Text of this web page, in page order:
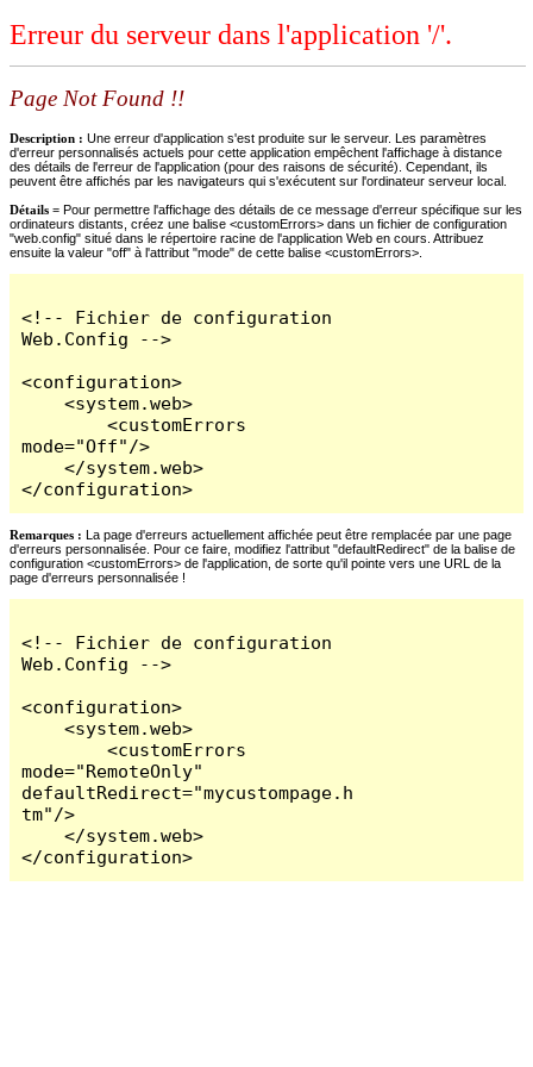
Erreur du serveur dans l'application '/'.
Page Not Found !!
Description : Une erreur d'application s'est produite sur le serveur. Les paramètres
d'erreur personnalisés actuels pour cette application empêchent l'affichage à distance
des détails de l'erreur de l'application (pour des raisons de sécurité). Cependant, ils
peuvent être affichés par les navigateurs qui s'exécutent sur l'ordinateur serveur local.
Détails = Pour permettre l'affichage des détails de ce message d'erreur spécifique sur les
ordinateurs distants, créez une balise <customErrors> dans un fichier de configuration
"web.config" situé dans le répertoire racine de l'application Web en cours. Attribuez
ensuite la valeur "off" à l'attribut "mode" de cette balise <customErrors>.
<!-- Fichier de configuration
Web.Config -->
<configuration>
    <system.web>
        <customErrors
mode="Off"/>
    </system.web>
</configuration>
Remarques : La page d'erreurs actuellement affichée peut être remplacée par une page
d'erreurs personnalisée. Pour ce faire, modifiez l'attribut "defaultRedirect" de la balise de
configuration <customErrors> de l'application, de sorte qu'il pointe vers une URL de la
page d'erreurs personnalisée !
<!-- Fichier de configuration
Web.Config -->
<configuration>
    <system.web>
        <customErrors
mode="RemoteOnly"
defaultRedirect="mycustompage.h
tm"/>
    </system.web>
</configuration>